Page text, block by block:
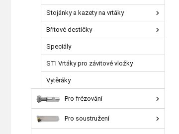
Stojánky a kazety na vrtáky
Břitové destičky
Speciály
STI Vrtáky pro závitové vložky
Vytěráky
Pro frézování
Pro soustružení